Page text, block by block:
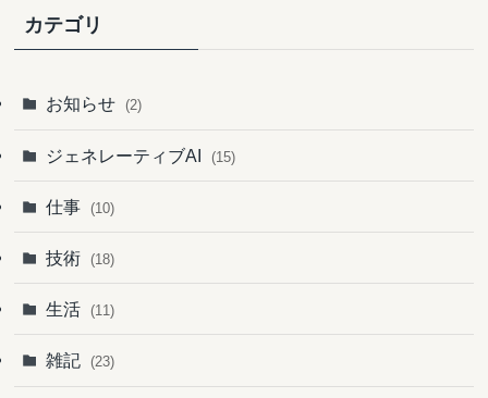
カテゴリ
お知らせ (2)
ジェネレーティブAI (15)
仕事 (10)
技術 (18)
生活 (11)
雑記 (23)